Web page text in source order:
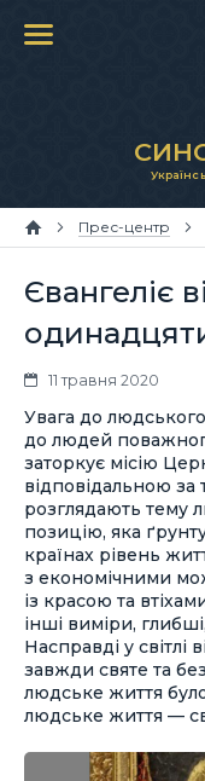
Прес-центр
Євангеліє
11 травня 2020
Увага до
до людей
заторкує місію
відповідальною за
розглядають тему
позицію, яка
країнах рівень
з економічними
із красою та
інші виміри,
Насправді у
завжди святе та
людське життя
людське життя —